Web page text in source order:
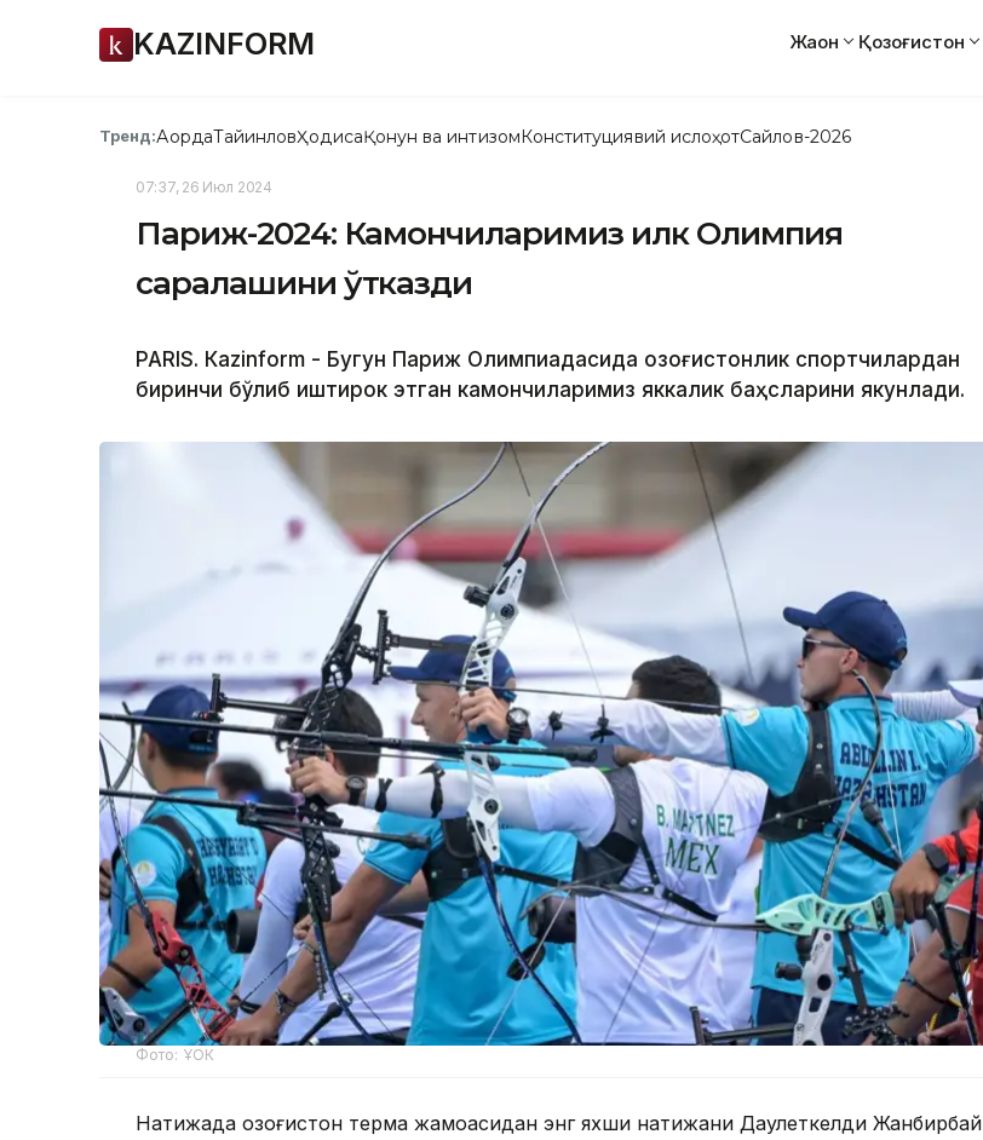
KAZINFORM Жаҳон Қозоғистон
Тренд:АқордаТайинловҲодисаҚонун ва интизомКонституциявий ислоҳотСайлов-2026
07:37, 26 Июл 2024
Париж-2024: Камончиларимиз илк Олимпия
саралашини ўтказди
PARIS. Кazinform - Бугун Париж Олимпиадасида қозоғистонлик спортчилардан
биринчи бўлиб иштирок этган камончиларимиз яккалик баҳсларини якунлади.
Фото: ҰОК
Натижада Қозоғистон терма жамоасидан энг яхши натижани Даулеткелди Жанбирбай